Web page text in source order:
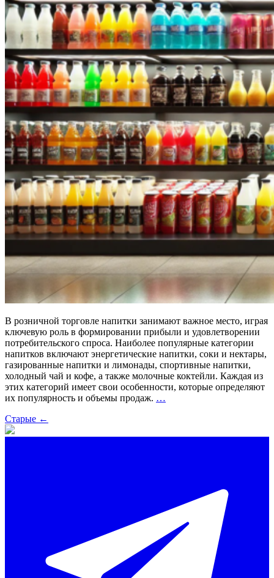
В розничной торговле напитки занимают важное место, играя
ключевую роль в формировании прибыли и удовлетворении
потребительского спроса. Наиболее популярные категории
напитков включают энергетические напитки, соки и нектары,
газированные напитки и лимонады, спортивные напитки,
холодный чай и кофе, а также молочные коктейли. Каждая из
этих категорий имеет свои особенности, которые определяют
их популярность и объемы продаж. …
Навигация
по
Старые ←